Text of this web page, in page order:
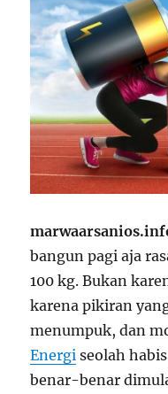
bangun pagi aja
100 kg. Bukan
karena pikiran
menumpuk, dan
Energi seolah
benar-benar